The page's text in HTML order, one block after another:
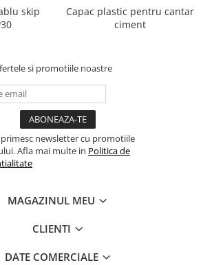
skip
Capac plastic pentru cantar
ciment
si promotiile noastre
primesc newsletter cu promotiile
Afla mai multe in Politica de
MAGAZINUL MEU
CLIENTI
DATE COMERCIALE